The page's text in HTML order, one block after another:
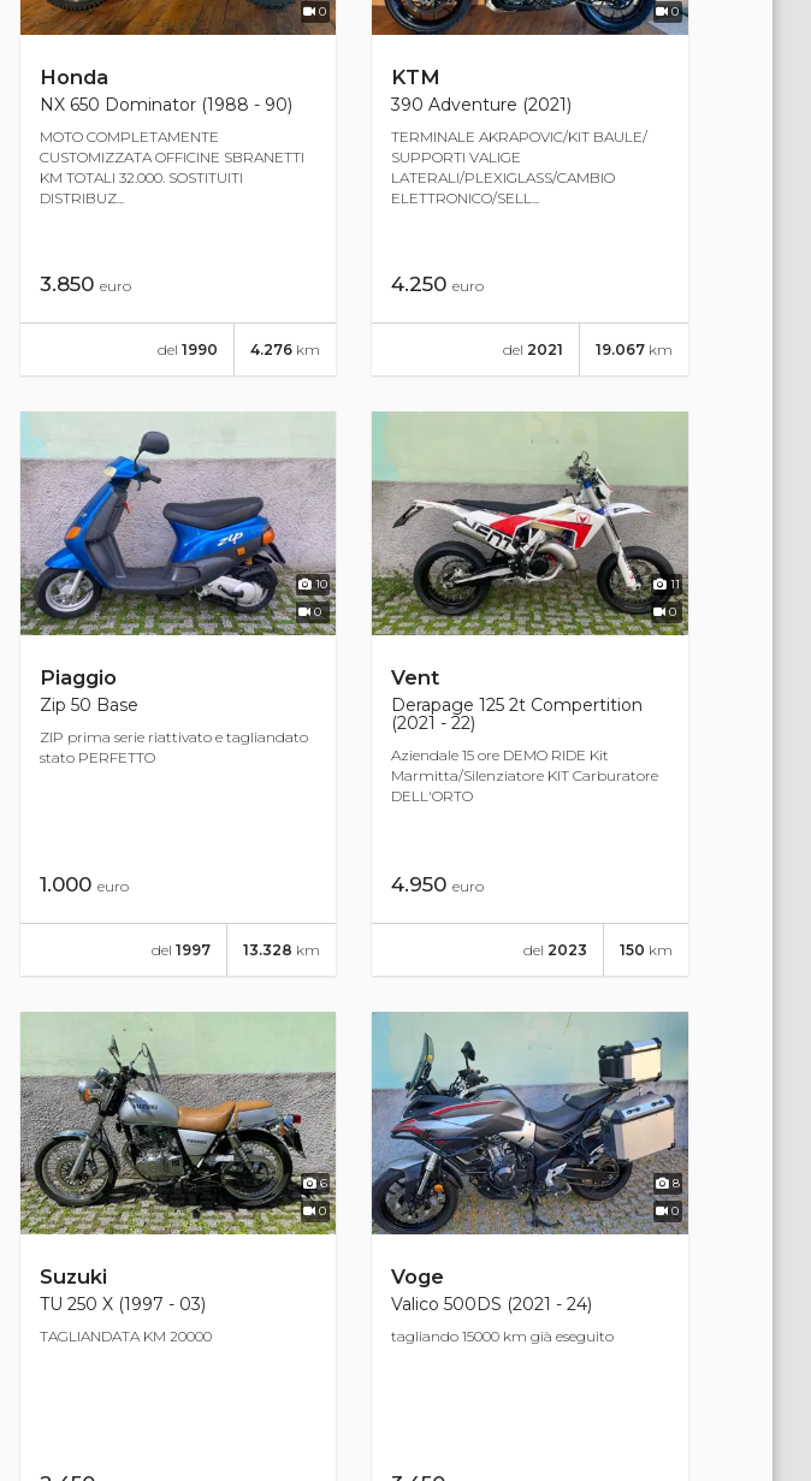
0
Honda
NX 650 Dominator (1988 - 90)
MOTO COMPLETAMENTE
CUSTOMIZZATA OFFICINE SBRANETTI
KM TOTALI 32.000. SOSTITUITI
DISTRIBUZ...
3.850 euro
4.276 km
del 1990
0
KTM
390 Adventure (2021)
TERMINALE AKRAPOVIC/KIT BAULE/
SUPPORTI VALIGE
LATERALI/PLEXIGLASS/CAMBIO
ELETTRONICO/SELL...
4.250euro
19.067 km
del 2021
10
0
Piaggio
Zip 50 Base
ZIP prima serie riattivato e tagliandato
stato PERFETTO
1.000 euro
13.328 km
del 1997
11
0
Vent
Derapage 125 2t Compertition
(2021 - 22)
Aziendale 15 ore DEMO RIDE Kit
Marmitta/Silenziatore KIT Carburatore
DELL'ORTO
4.950euro
150 km
del 2023
6
0
Suzuki
TU 250 X (1997 - 03)
TAGLIANDATA KM 20000
8
0
Voge
Valico 500DS (2021 - 24)
tagliando 15000 km già eseguito